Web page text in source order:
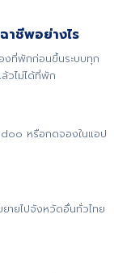
ชีพอย่างไร
งที่พักก่อนขึ้นระบบทุก
วไม่ได้ที่พัก
หรือกดจองในแอป
ายไปจังหวัดอื่นทั่วไทย